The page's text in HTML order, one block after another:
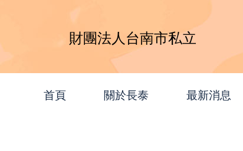
財團法人台南市私立
首頁 關於長泰 最新消息